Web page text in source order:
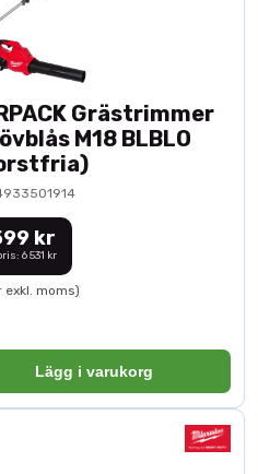
Grästrimmer
M18 BLBLO
kr
6 531 kr
exkl. moms)
Lägg i varukorg